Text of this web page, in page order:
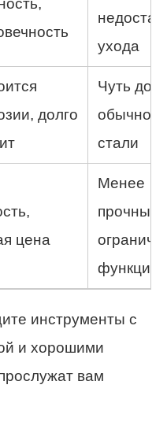
ухода
долго
Чуть
обычной
стали
цена
Менее
прочный,
функции
инструменты с
и хорошими
вам